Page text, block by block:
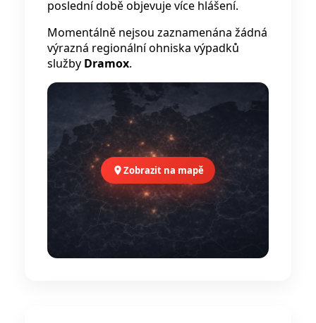
poslední době objevuje více hlášení.
Momentálně nejsou zaznamenána žádná
výrazná regionální ohniska výpadků
služby Dramox.
Zobrazit na mapě